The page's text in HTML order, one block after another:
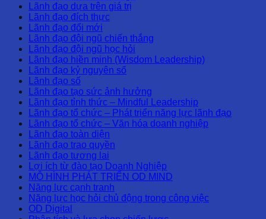
Lãnh đạo dựa trên giá trị
Lãnh đạo đích thực
Lãnh đạo đổi mới
Lãnh đạo đội ngũ chiến thắng
Lãnh đạo đội ngũ học hỏi
Lãnh đạo hiền minh (Wisdom Leadership)
Lãnh đạo kỷ nguyên số
Lãnh đạo số
Lãnh đạo tạo sức ảnh hưởng
Lãnh đạo tỉnh thức – Mindful Leadership
Lãnh đạo tổ chức – Phát triển năng lực lãnh đạo
Lãnh đạo tổ chức – Văn hóa doanh nghiệp
Lãnh đạo toàn diện
Lãnh đạo trao quyền
Lãnh đạo tương lai
Lợi ích từ đào tạo Doanh Nghiệp
MÔ HÌNH PHÁT TRIỂN OD MIND
Năng lực cạnh tranh
Năng lực học hỏi chủ động trong công việc
OD Digital